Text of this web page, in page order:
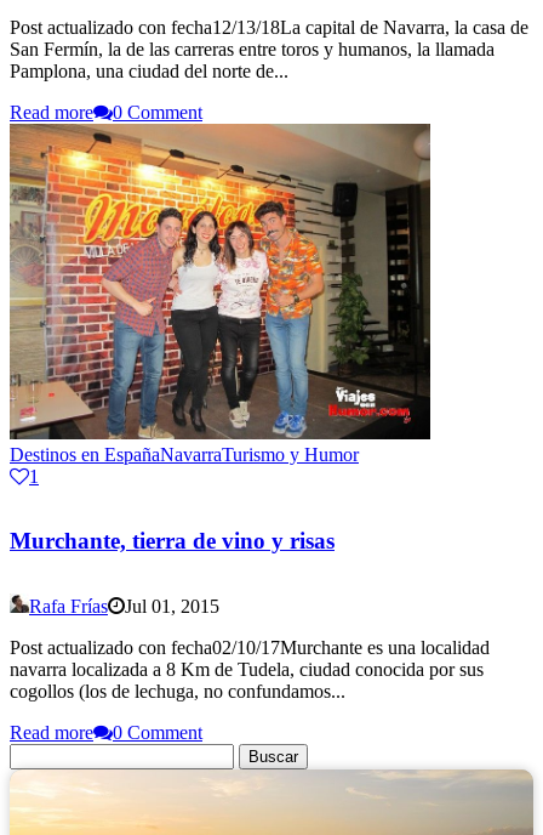
Post actualizado con fecha12/13/18La capital de Navarra, la casa de
San Fermín, la de las carreras entre toros y humanos, la llamada
Pamplona, una ciudad del norte de...
Read more
0 Comment
Destinos en EspañaNavarraTurismo y Humor
1
Murchante, tierra de vino y risas
Rafa Frías
Jul 01, 2015
Post actualizado con fecha02/10/17Murchante es una localidad
navarra localizada a 8 Km de Tudela, ciudad conocida por sus
cogollos (los de lechuga, no confundamos...
Read more
0 Comment